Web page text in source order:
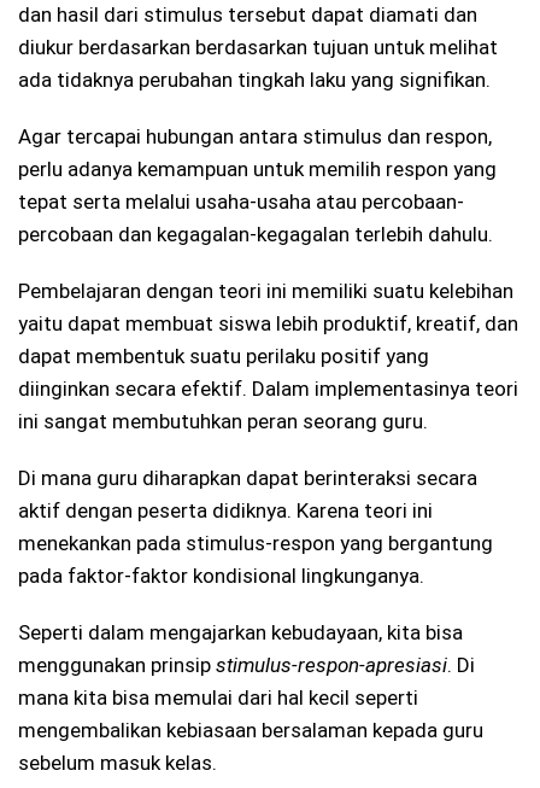
dan hasil dari stimulus tersebut dapat diamati dan
diukur berdasarkan berdasarkan tujuan untuk melihat
ada tidaknya perubahan tingkah laku yang signifikan.
Agar tercapai hubungan antara stimulus dan respon,
perlu adanya kemampuan untuk memilih respon yang
tepat serta melalui usaha-usaha atau percobaan-
percobaan dan kegagalan-kegagalan terlebih dahulu.
Pembelajaran dengan teori ini memiliki suatu kelebihan
yaitu dapat membuat siswa lebih produktif, kreatif, dan
dapat membentuk suatu perilaku positif yang
diinginkan secara efektif. Dalam implementasinya teori
ini sangat membutuhkan peran seorang guru.
Di mana guru diharapkan dapat berinteraksi secara
aktif dengan peserta didiknya. Karena teori ini
menekankan pada stimulus-respon yang bergantung
pada faktor-faktor kondisional lingkunganya.
Seperti dalam mengajarkan kebudayaan, kita bisa
menggunakan prinsip stimulus-respon-apresiasi. Di
mana kita bisa memulai dari hal kecil seperti
mengembalikan kebiasaan bersalaman kepada guru
sebelum masuk kelas.